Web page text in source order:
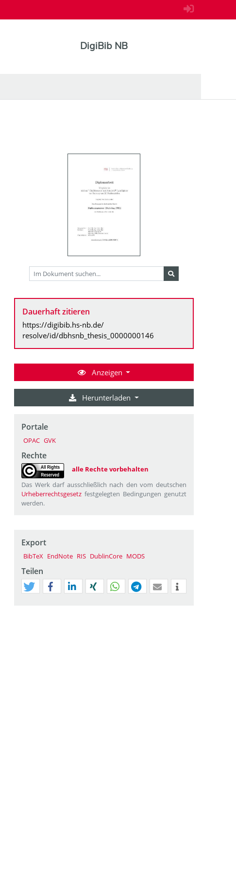
DigiBib NB
Dauerhaft zitieren
https://digibib.hs-nb.de/
resolve/id/dbhsnb_thesis_0000000146
Anzeigen
Herunterladen
Portale
OPAC GVK
Rechte
alle Rechte vorbehalten
Das Werk darf ausschließlich nach den vom deutschen
Urheberrechtsgesetz festgelegten Bedingungen genutzt
werden.
Export
BibTeX EndNote RIS DublinCore MODS
Teilen